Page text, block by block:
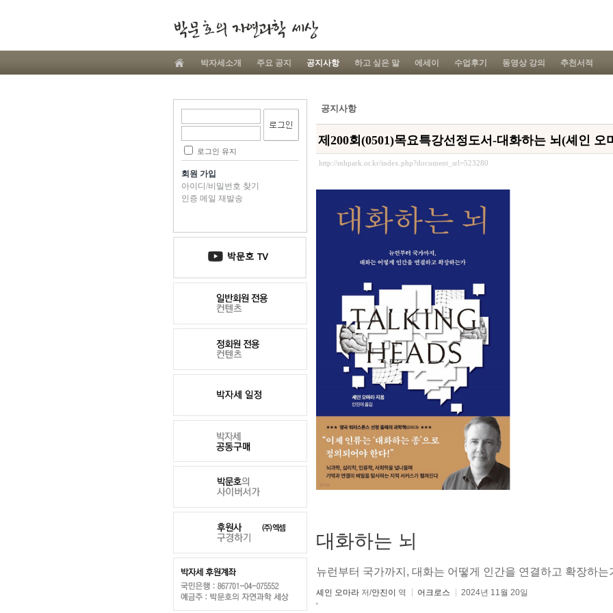
박자세소개 주요 공지 공지사항 하고 싶은 말 에세이 수업후기 동영상 강의 추천서적
로그인 유지
회원 가입
아이디/비밀번호 찾기
인증 메일 재발송
공지사항
제200회(0501)목요특강선정도서-대화하는 뇌(셰인 오
http://mhpark.or.kr/index.php?document_srl=523280
대화하는 뇌
뉴런부터 국가까지, 대화는 어떻게 인간을 연결하고 확장하는
셰인 오마라저/안진이 역 어크로스
2024년 11월 20일
'